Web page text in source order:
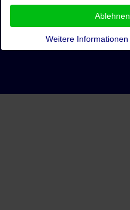
Ablehnen
Weitere Informationen